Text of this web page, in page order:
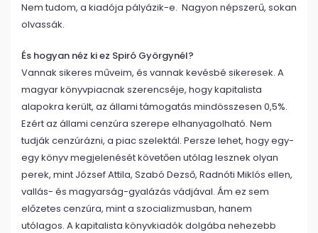
Nem tudom, a kiadója pályázik-e. Nagyon népszerű, sokan
olvassák.
És hogyan néz ki ez Spiró Györgynél?
Vannak sikeres műveim, és vannak kevésbé sikeresek. A
magyar könyvpiacnak szerencséje, hogy kapitalista
alapokra került, az állami támogatás mindösszesen 0,5%.
Ezért az állami cenzúra szerepe elhanyagolható. Nem
tudják cenzúrázni, a piac szelektál. Persze lehet, hogy egy-
egy könyv megjelenését követően utólag lesznek olyan
perek, mint József Attila, Szabó Dezső, Radnóti Miklós ellen,
vallás- és magyarság-gyalázás vádjával. Ám ez sem
előzetes cenzúra, mint a szocializmusban, hanem
utólagos. A kapitalista könyvkiadók dolgába nehezebb